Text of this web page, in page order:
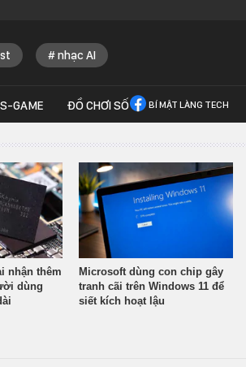
nhạc AI
GAME ĐỒ CHƠI SỐ BÍ MẬT LÀNG TECH
nhận thêm
dùng
Microsoft dùng con chip gây
tranh cãi trên Windows 11 để
siết kích hoạt lậu